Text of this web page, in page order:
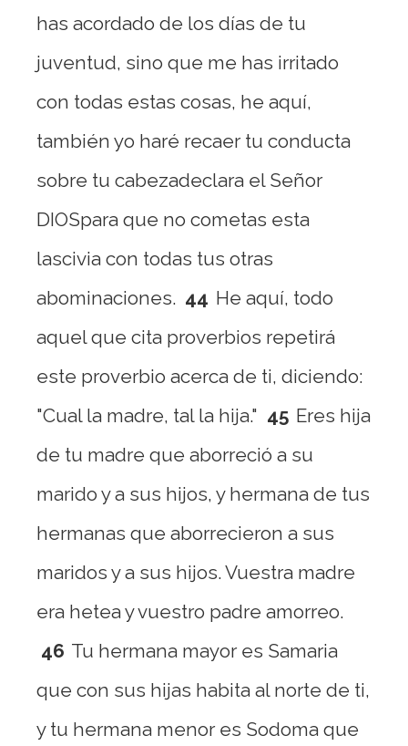
has acordado de los días de tu
juventud, sino que me has irritado
con todas estas cosas, he aquí,
también yo haré recaer tu conducta
sobre tu cabezadeclara el Señor
DIOSpara que no cometas esta
lascivia con todas tus otras
abominaciones. 44 He aquí, todo
aquel que cita proverbios repetirá
este proverbio acerca de ti, diciendo:
"Cual la madre, tal la hija." 45 Eres hija
de tu madre que aborreció a su
marido y a sus hijos, y hermana de tus
hermanas que aborrecieron a sus
maridos y a sus hijos. Vuestra madre
era hetea y vuestro padre amorreo.
46 Tu hermana mayor es Samaria
que con sus hijas habita al norte de ti,
y tu hermana menor es Sodoma que